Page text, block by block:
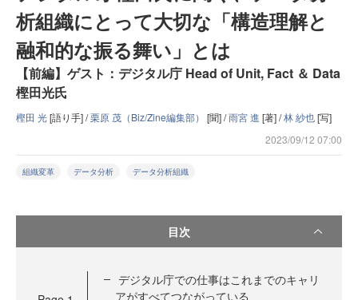
析組織にとって大切な「構造理解と
融和的な振る舞い」とは
【前編】ゲスト：デジタル庁 Head of Unit, Fact ＆ Data
樫田光氏
樫田 光[語り手] /栗原 茂（Biz/Zine編集部） [聞] /雨宮 進 [著] /林 紗也[写]
2023/09/12 07:00
組織変革 データ分析 データ分析組織
目次
デジタル庁での仕事はこれまでのキャリ
アがすべてつながっている